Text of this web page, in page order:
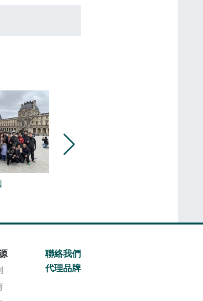
聯絡我們
代理品牌